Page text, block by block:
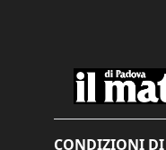
CONDIZIONI DI